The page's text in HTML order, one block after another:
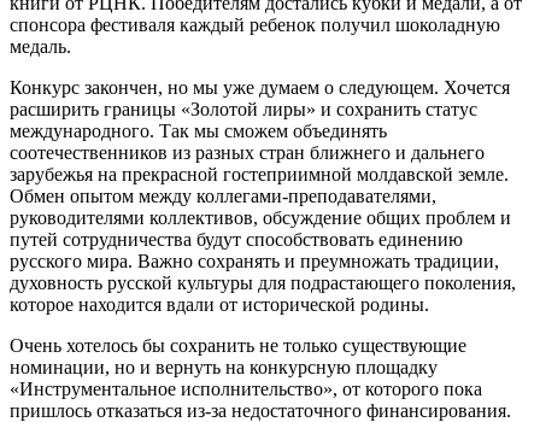
спонсора фестиваля каждый ребенок получил шоколадную
медаль.
Конкурс закончен, но мы уже думаем о следующем. Хочется
расширить границы «Золотой лиры» и сохранить статус
международного. Так мы сможем объединять
соотечественников из разных стран ближнего и дальнего
зарубежья на прекрасной гостеприимной молдавской земле.
Обмен опытом между коллегами-преподавателями,
руководителями коллективов, обсуждение общих проблем и
путей сотрудничества будут способствовать единению
русского мира. Важно сохранять и преумножать традиции,
духовность русской культуры для подрастающего поколения,
которое находится вдали от исторической родины.
Очень хотелось бы сохранить не только существующие
номинации, но и вернуть на конкурсную площадку
«Инструментальное исполнительство», от которого пока
пришлось отказаться из-за недостаточного финансирования.